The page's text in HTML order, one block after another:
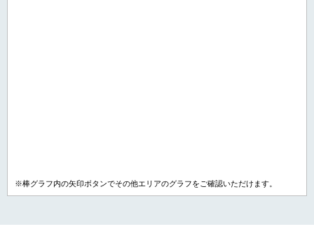
※棒グラフ内の矢印ボタンでその他エリアのグラフをご確認いただけます。